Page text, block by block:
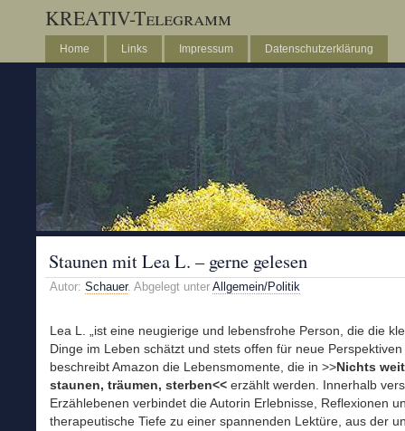
KREATIV-Telegramm
Home Links Impressum Datenschutzerklärung
Staunen mit Lea L. – gerne gelesen
Autor: Schauer. Abgelegt unter Allgemein/Politik
Lea L. „ist eine neugierige und lebensfrohe Person, die die
Dinge im Leben schätzt und stets offen für neue Perspektiven
beschreibt Amazon die Lebensmomente, die in >>Nichts
staunen, träumen, sterben<< erzählt werden. Innerhalb
Erzählebenen verbindet die Autorin Erlebnisse, Reflexionen
therapeutische Tiefe zu einer spannenden Lektüre, aus der